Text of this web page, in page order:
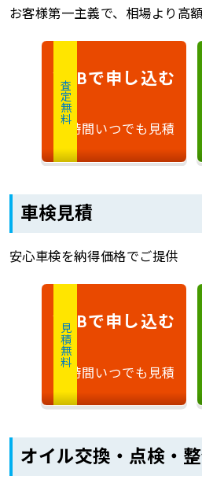
お客様第一主義で、相場より高
査定無料
WEBで申し込む
24時間いつでも見積
車検見積
安心車検を納得価格でご提供
見積無料
WEBで申し込む
24時間いつでも見積
オイル交換・点検・